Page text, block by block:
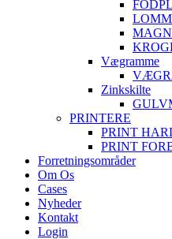
Vægramme
Zinkskilte
PRINTERE
PRINT
PRINT
Forretningsområder
Om Os
Cases
Nyheder
Kontakt
Login